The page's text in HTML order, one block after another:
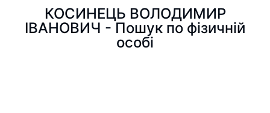
КОСИНЕЦЬ ВОЛОДИМИР
ІВАНОВИЧ - Пошук по фізичній
особі